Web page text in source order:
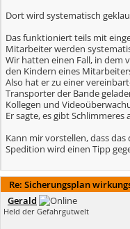
Dort wird systematisch
Das funktioniert teils mit
Mitarbeiter werden
Wir hatten einen Fall, in dem
den Kindern eines
Also hat er zu einer
Transporter der Bande
Kollegen und
Er sagte, es gibt Schlimmeres
Kann mir vorstellen, dass
Spedition wird einen Tipp
Re: Sicherungsplan
Gerald
Held der Gefahrgutwelt